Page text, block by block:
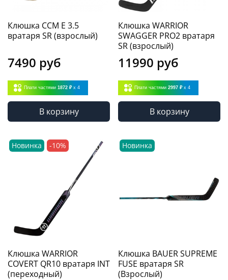
Клюшка CCM E 3.5
вратаря SR (взрослый)
7490 руб
Плати частями 1872 ₽ x 4
В корзину
Клюшка WARRIOR
SWAGGER PRO2 вратаря
SR (взрослый)
11990 руб
Плати частями 2997 ₽ x 4
В корзину
Новинка -10%
Клюшка WARRIOR
COVERT QR10 вратаря INT
(переходный)
Новинка
Клюшка BAUER SUPREME
FUSE вратаря SR
(Взрослый)